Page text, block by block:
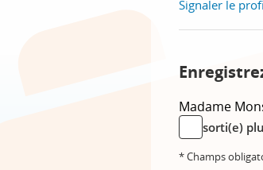
Signaler le
Madame
sorti(e)
* Champs